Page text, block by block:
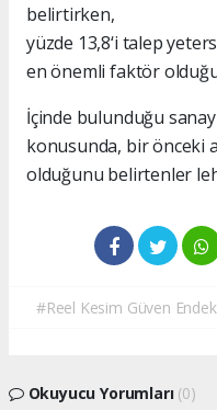
belirtirken,
yüzde 13,8‘i talep
en önemli faktör
İçinde bulunduğu
konusunda, bir önceki
olduğunu belirtenler
#Reel Kesim Güven
Okuyucu Yorumları (0)